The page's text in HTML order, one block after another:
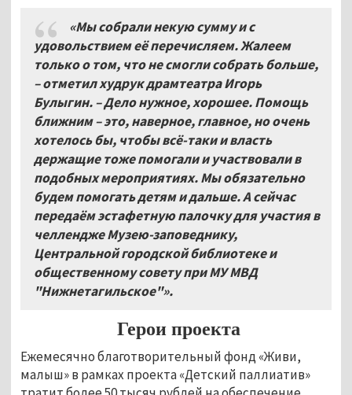
«Мы собрали некую сумму и с
удовольствием её перечисляем. Жалеем
только о том, что не смогли собрать больше,
– отметил худрук драмтеатра Игорь
Булыгин. – Дело нужное, хорошее. Помощь
ближним – это, наверное, главное, но очень
хотелось бы, чтобы всё-таки и власть
держащие тоже помогали и участвовали в
подобных мероприятиях. Мы обязательно
будем помогать детям и дальше. А сейчас
передаём эстафетную палочку для участия в
челлендже Музею-заповеднику,
Центральной городской библиотеке и
общественному совету при МУ МВД
"Нижнетагильское"».
Герои проекта
Ежемесячно благотворительный фонд «Живи,
малыш» в рамках проекта «Детский паллиатив»